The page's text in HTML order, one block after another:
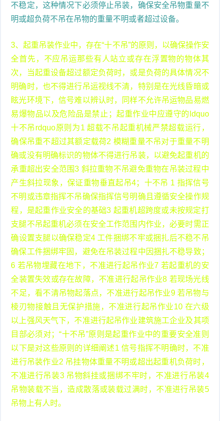
不稳定，这种情况下必须停止吊装，确保安全吊物重量不
明或超负荷不吊在吊物的重量不明或者超过设备。
3、起重吊装作业中，存在“十不吊”的原则，以确保操作安
全首先，不应吊运那些有人站立或存在浮置物的物体其
次，当起重设备超过额定负荷时，或是负荷的具体情况不
明确时，也不得进行吊运视线不清，特别是在光线昏暗或
眩光环境下，信号难以辨认时，同样不允许吊运物品易燃
易爆物品以及危险品是禁止；起重作业中应遵守的ldquo
十不吊rdquo原则为1 超载不吊起重机械严禁超载运行，
确保吊重不超过其额定载荷2 模糊重量不吊对于重量不明
确或没有明确标识的物体不得进行吊装，以避免起重机的
承重超出安全范围3 斜拉重物不吊避免重物在吊装过程中
产生斜拉现象，保证重物垂直起吊4；十不吊 1 指挥信号
不明或违章指挥不吊确保指挥信号明确且遵循安全操作规
程，是起重作业安全的基础3 起重机超跨度或未按规定打
支腿不吊起重机必须在安全工作范围内作业，必要时需正
确设置支腿以确保稳定4 工件捆绑不牢或捆扎后不稳不吊
确保工件捆绑牢固，避免在吊装过程中因捆扎不稳导致；
6 若吊物埋藏在地下，不准进行起吊作业7 若起重机的安
全装置失效或存在故障，不准进行起吊作业8 若现场光线
不足，看不清吊物起落点，不准进行起吊作业9 若吊物与
棱刃物接触且无保护措施，不准进行起吊作业10 在六级
以上强风天气下，不准进行起吊作业建筑施工企业及其项
目部必须对；“十不吊”原则是起重作业中的重要安全准则
以下是对这些原则的详细阐述1 信号指挥不明确时，不准
进行吊装作业2 吊挂物体重量不明或超出起重机负荷时，
不准进行吊装3 吊物斜挂或捆绑不牢时，不准进行吊装4
吊物装载不当，造成散落或装载过满时，不准进行吊装5
吊物上有人时。